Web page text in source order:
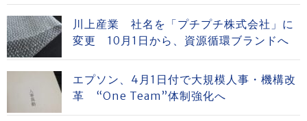
川上産業 社名を「プチプチ株式会社」に
変更 10月1日から、資源循環ブランドへ
エプソン、4月1日付で大規模人事・機構改
革 “One Team”体制強化へ